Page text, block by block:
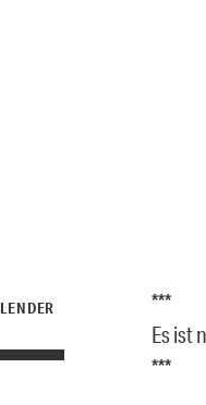
***
Es ist
***